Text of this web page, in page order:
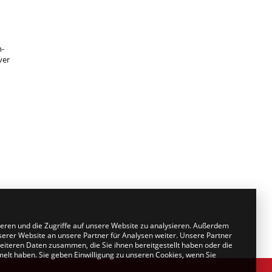
und die Zugriffe auf unsere Website zu analysieren. Außerdem
Website an unsere Partner für Analysen weiter. Unsere Partner
Daten zusammen, die Sie ihnen bereitgestellt haben oder die
haben. Sie geben Einwilligung zu unseren Cookies, wenn Sie